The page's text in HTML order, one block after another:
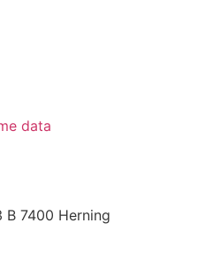
data
B 7400 Herning